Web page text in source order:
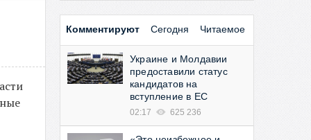
Комментируют Сегодня Читаемое
Украине и Молдавии
предоставили статус
кандидатов на
вступление в ЕС
02:17 625 236